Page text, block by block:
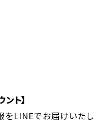
ト】
をLINEでお届けいたし